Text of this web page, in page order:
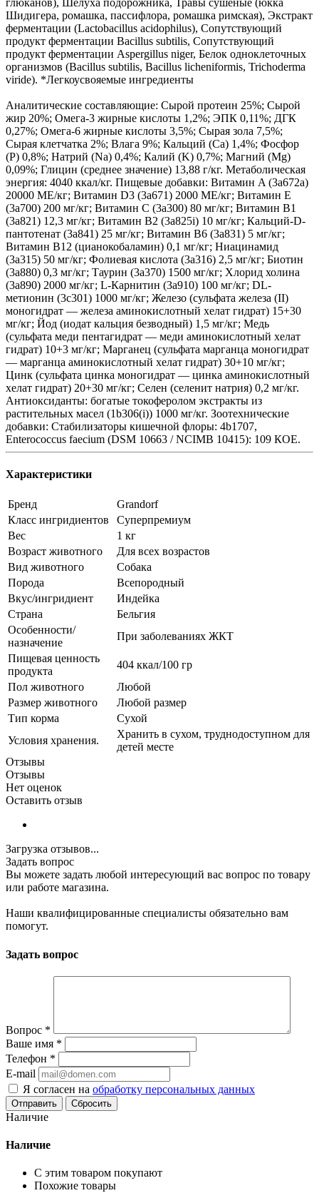
Шидигера, ромашка, пассифлора, ромашка римская), Экстракт
ферментации (Lactobacillus acidophilus), Сопутствующий
продукт ферментации Bacillus subtilis, Сопутствующий
продукт ферментации Aspergillus niger, Белок одноклеточных
организмов (Bacillus subtilis, Bacillus licheniformis, Trichoderma
viride). *Легкоусвояемые ингредиенты
Аналитические составляющие: Сырой протеин 25%; Сырой
жир 20%; Омега-3 жирные кислоты 1,2%; ЭПК 0,11%; ДГК
0,27%; Омега-6 жирные кислоты 3,5%; Сырая зола 7,5%;
Сырая клетчатка 2%; Влага 9%; Кальций (Са) 1,4%; Фосфор
(P) 0,8%; Натрий (Na) 0,4%; Калий (K) 0,7%; Магний (Mg)
0,09%; Глицин (среднее значение) 13,88 г/кг. Метаболическая
энергия: 4040 ккал/кг. Пищевые добавки: Витамин A (3a672a)
20000 МЕ/кг; Витамин D3 (3а671) 2000 МЕ/кг; Витамин Е
(3а700) 200 мг/кг; Витамин C (3a300) 80 мг/кг; Витамин B1
(3a821) 12,3 мг/кг; Витамин B2 (3a825i) 10 мг/кг; Кальций-D-
пантотенат (3a841) 25 мг/кг; Витамин B6 (3a831) 5 мг/кг;
Витамин B12 (цианокобаламин) 0,1 мг/кг; Ниацинамид
(3a315) 50 мг/кг; Фолиевая кислота (3a316) 2,5 мг/кг; Биотин
(3a880) 0,3 мг/кг; Таурин (3a370) 1500 мг/кг; Хлорид холина
(3a890) 2000 мг/кг; L-Карнитин (3a910) 100 мг/кг; DL-
метионин (3c301) 1000 мг/кг; Железо (сульфата железа (II)
моногидрат — железа аминокислотный хелат гидрат) 15+30
мг/кг; Йод (иодат кальция безводный) 1,5 мг/кг; Медь
(сульфата меди пентагидрат — меди аминокислотный хелат
гидрат) 10+3 мг/кг; Марганец (сульфата марганца моногидрат
— марганца аминокислотный хелат гидрат) 30+10 мг/кг;
Цинк (сульфата цинка моногидрат — цинка аминокислотный
хелат гидрат) 20+30 мг/кг; Селен (селенит натрия) 0,2 мг/кг.
Антиоксиданты: богатые токоферолом экстракты из
растительных масел (1b306(i)) 1000 мг/кг. Зоотехнические
добавки: Стабилизаторы кишечной флоры: 4b1707,
Enterococcus faecium (DSM 10663 / NCIMB 10415): 109 КОЕ.
Характеристики
Бренд
Grandorf
Класс ингридиентов
Суперпремиум
Вес
1 кг
Возраст животного
Для всех возрастов
Вид животного
Собака
Порода
Всепородный
Вкус/ингридиент
Индейка
Страна
Бельгия
Особенности/
назначение
При заболеваниях ЖКТ
Пищевая ценность
продукта
404 ккал/100 гр
Пол животного
Любой
Размер животного
Любой размер
Тип корма
Сухой
Условия хранения.
Хранить в сухом, труднодоступном для
детей месте
Отзывы
Отзывы
Нет оценок
Оставить отзыв
Загрузка отзывов...
Задать вопрос
Вы можете задать любой интересующий вас вопрос по товару
или работе магазина.
Наши квалифицированные специалисты обязательно вам
помогут.
Задать вопрос
Вопрос *
Ваше имя *
Телефон *
E-mail
Я согласен на обработку персональных данных
Сбросить
Наличие
Наличие
С этим товаром покупают
Похожие товары